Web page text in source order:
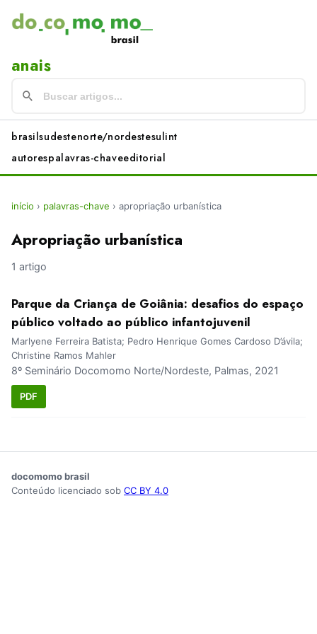
anais
brasilsudestenorte/nordestesulint
autorespalavras-chaveeditorial
início › palavras-chave › apropriação urbanística
Apropriação urbanística
1 artigo
Parque da Criança de Goiânia: desafios do espaço
público voltado ao público infantojuvenil
Marlyene Ferreira Batista; Pedro Henrique Gomes Cardoso D’ávila;
Christine Ramos Mahler
8º Seminário Docomomo Norte/Nordeste, Palmas, 2021
PDF
docomomo brasil
Conteúdo licenciado sob CC BY 4.0